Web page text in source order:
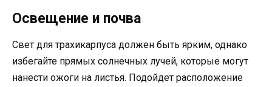
Освещение и почва
Свет для трахикарпуса должен быть ярким, однако
избегайте прямых солнечных лучей, которые могут
нанести ожоги на листья. Подойдет расположение